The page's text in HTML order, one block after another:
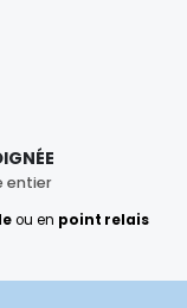
entier
ou en point relais